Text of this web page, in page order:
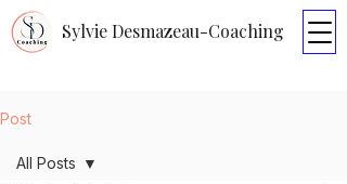
Sylvie Desmazeau-Coaching
Post
All Posts